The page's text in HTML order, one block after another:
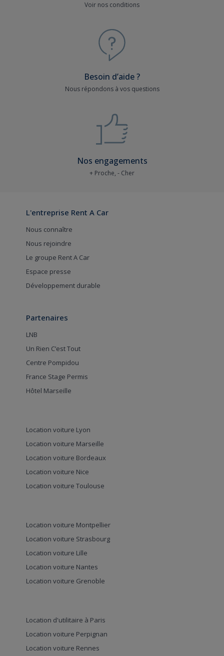
Voir nos conditions
Besoin d’aide ?
Nous répondons à vos questions
Nos engagements
+ Proche, - Cher
L'entreprise Rent A Car
Nous connaître
Nous rejoindre
Le groupe Rent A Car
Espace presse
Développement durable
Partenaires
LNB
Un Rien C’est Tout
Centre Pompidou
France Stage Permis
Hôtel Marseille
Location voiture Lyon
Location voiture Marseille
Location voiture Bordeaux
Location voiture Nice
Location voiture Toulouse
Location voiture Montpellier
Location voiture Strasbourg
Location voiture Lille
Location voiture Nantes
Location voiture Grenoble
Location d'utilitaire à Paris
Location voiture Perpignan
Location voiture Rennes